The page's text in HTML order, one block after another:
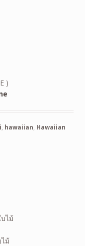
)
, hawaiian, Hawaiian
ม้